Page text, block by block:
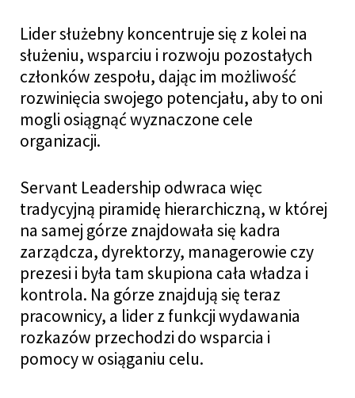
Lider służebny koncentruje się z kolei na
służeniu, wsparciu i rozwoju pozostałych
członków zespołu, dając im możliwość
rozwinięcia swojego potencjału, aby to oni
mogli osiągnąć wyznaczone cele
organizacji.
Servant Leadership odwraca więc
tradycyjną piramidę hierarchiczną, w której
na samej górze znajdowała się kadra
zarządcza, dyrektorzy, managerowie czy
prezesi i była tam skupiona cała władza i
kontrola. Na górze znajdują się teraz
pracownicy, a lider z funkcji wydawania
rozkazów przechodzi do wsparcia i
pomocy w osiąganiu celu.